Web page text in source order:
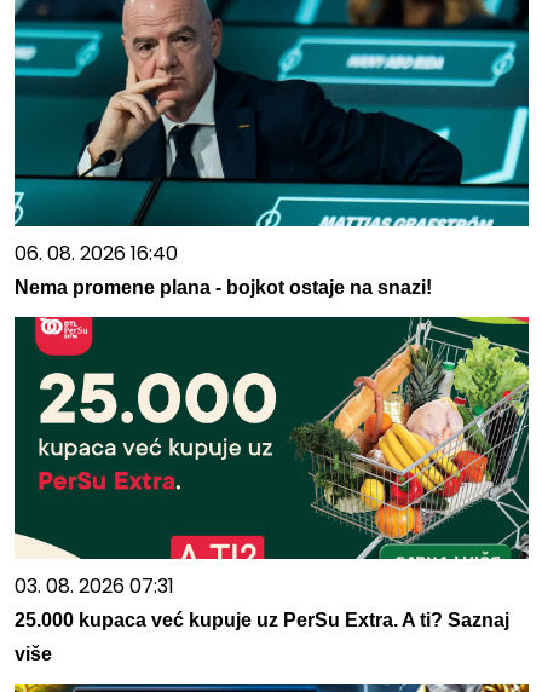
06. 08. 2026 16:40
Nema promene plana - bojkot ostaje na snazi!
03. 08. 2026 07:31
25.000 kupaca već kupuje uz PerSu Extra. A ti? Saznaj
više